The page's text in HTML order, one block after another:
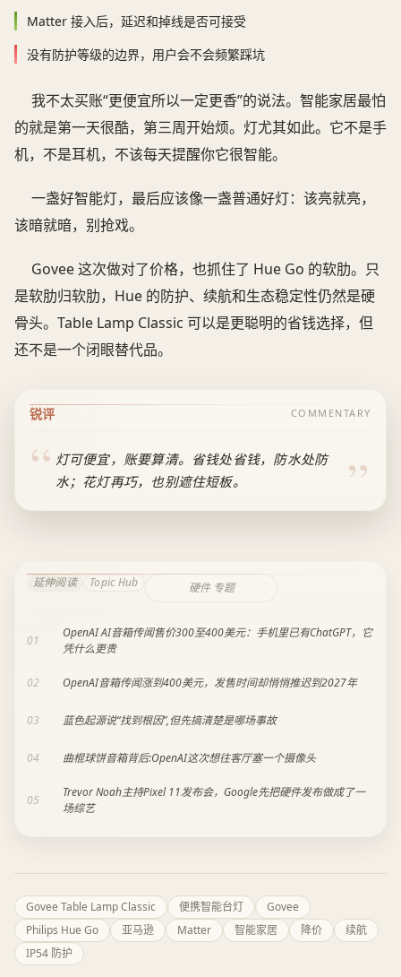
Matter 接入后，延迟和掉线是否可接受
没有防护等级的边界，用户会不会频繁踩坑
我不太买账“更便宜所以一定更香”的说法。智能家居最怕
的就是第一天很酷，第三周开始烦。灯尤其如此。它不是手
机，不是耳机，不该每天提醒你它很智能。
一盏好智能灯，最后应该像一盏普通好灯：该亮就亮，
该暗就暗，别抢戏。
Govee 这次做对了价格，也抓住了 Hue Go 的软肋。只
是软肋归软肋，Hue 的防护、续航和生态稳定性仍然是硬
骨头。Table Lamp Classic 可以是更聪明的省钱选择，但
还不是一个闭眼替代品。
锐评 COMMENTARY
灯可便宜，账要算清。省钱处省钱，防水处防
水；花灯再巧，也别遮住短板。
延伸阅读 Topic Hub 硬件 专题
01
OpenAI AI音箱传闻售价300至400美元：手机里已有ChatGPT，它
凭什么更贵
02 OpenAI音箱传闻涨到400美元，发售时间却悄悄推迟到2027年
03 蓝色起源说“找到根因”,但先搞清楚是哪场事故
04 曲棍球饼音箱背后:OpenAI这次想往客厅塞一个摄像头
05
Trevor Noah主持Pixel 11发布会，Google先把硬件发布做成了一
场综艺
Govee Table Lamp Classic 便携智能台灯
Govee
Philips Hue Go
亚马逊 Matter 智能家居 降价
续航
IP54 防护